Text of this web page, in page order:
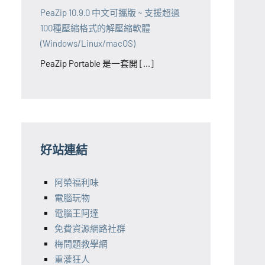
PeaZip 10.9.0 中文可攜版 ~ 支援超過
100種壓縮格式的解壓縮軟體
(Windows/Linux/macOS)
PeaZip Portable 是一套開 [...]
好站連結
阿榮福利味
電腦玩物
電腦王阿達
免費資源網路社群
梅問題教學網
重灌狂人